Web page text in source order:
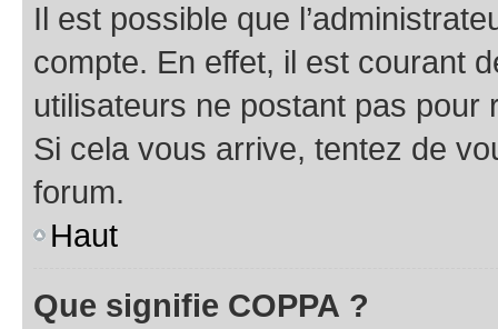
Il est possible que
compte. En effet, il est courant
utilisateurs ne postant pas pour
Si cela vous arrive, tentez de
forum.
Haut
Que signifie COPPA ?